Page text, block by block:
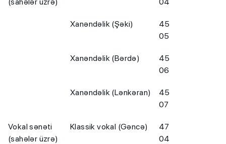
Xanəndəlik (Şəki)
45
05
Xanəndəlik (Bərdə)
45
06
Xanəndəlik (Lənkəran)
45
07
Vokal sənəti
(sahələr üzrə)
Klassik vokal (Gəncə)
47
04